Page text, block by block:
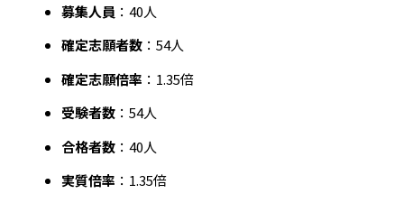
募集人員 ：40人
確定志願者数 ：54人
確定志願倍率 ：1.35倍
受験者数 ：54人
合格者数 ：40人
実質倍率 ：1.35倍